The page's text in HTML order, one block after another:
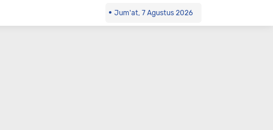
Jum'at, 7 Agustus 2026